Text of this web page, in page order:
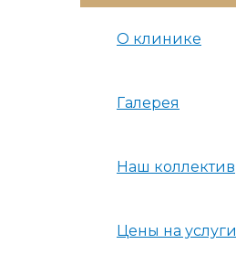
О клинике
Галерея
Наш коллектив
Цены на услуги